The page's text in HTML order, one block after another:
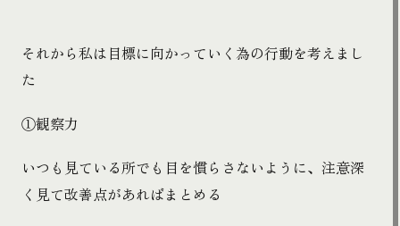
それから私は目標に向かっていく為の行動を考えまし
た
①観察力
いつも見ている所でも目を慣らさないように、注意深
く見て改善点があればまとめる